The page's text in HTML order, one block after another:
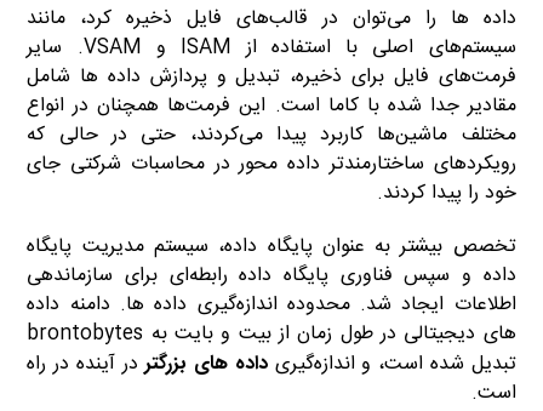
داده ها را می‌توان در قالب‌های فایل ذخیره کرد، مانند
سیستم‌های اصلی با استفاده از ISAM و VSAM. سایر
فرمت‌های فایل برای ذخیره، تبدیل و پردازش داده ها شامل
مقادیر جدا شده با کاما است. این فرمت‌ها همچنان در انواع
مختلف ماشین‌ها کاربرد پیدا می‌کردند، حتی در حالی که
رویکردهای ساختارمندتر داده محور در محاسبات شرکتی جای
خود را پیدا کردند.
تخصص بیشتر به عنوان پایگاه داده، سیستم مدیریت پایگاه
داده و سپس فناوری پایگاه داده رابطه‌ای برای سازماندهی
اطلاعات ایجاد شد. محدوده اندازه‌گیری داده ها. دامنه داده
های دیجیتالی در طول زمان از بیت و بایت به brontobytes
تبدیل شده است، و اندازه‌گیریداده های بزرگتردر آینده در راه
است.